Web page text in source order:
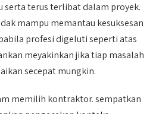
serta terus terlibat dalam proyek.
mampu memantau kesuksesan
profesi digeluti seperti atas
meyakinkan jika tiap masalah
secepat mungkin.
memilih kontraktor. sempatkan